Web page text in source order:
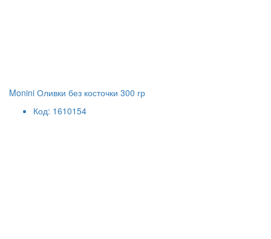
Monini Оливки без косточки 300 гр
Код: 1610154